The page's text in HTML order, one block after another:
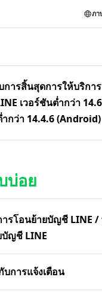
ภา
การสิ้นสุดการให้บริการ
เวอร์ชันต่ำกว่า
กว่า 14.4.6 (Android)
บ่อย
ารโอนย้ายบัญชี LINE
บัญชี LINE
การแจ้งเตือน